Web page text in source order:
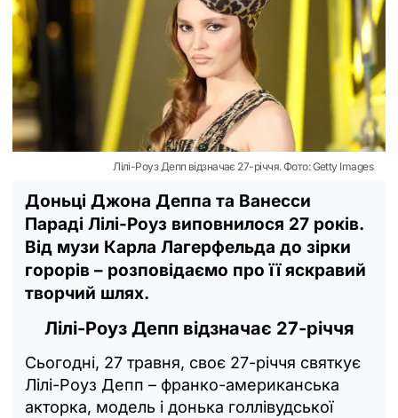
Лілі-Роуз Депп відзначає 27-річчя. Фото: Getty Images
Доньці Джона Деппа та Ванесси
Параді Лілі-Роуз виповнилося 27 років.
Від музи Карла Лагерфельда до зірки
горорів – розповідаємо про її яскравий
творчий шлях.
Лілі-Роуз Депп відзначає 27-річчя
Сьогодні, 27 травня, своє 27-річчя святкує
Лілі-Роуз Депп – франко-американська
акторка, модель і донька голлівудської